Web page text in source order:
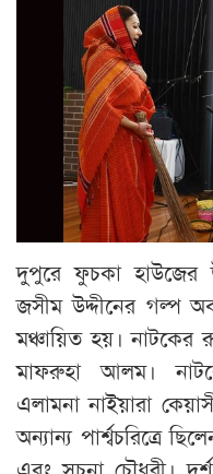
দুপুরে ফুচকা হাউজের
জসীম উদ্দীনের গল্প
মঞ্চায়িত হয়। নাটকের
মাফরুহা আলম।
এলামনা নাইয়ারা
অন্যান্য পার্শ্বচরিত্রে